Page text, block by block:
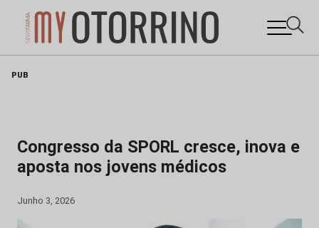
PUB
Congresso da SPORL cresce, inova e
aposta nos jovens médicos
Junho 3, 2026